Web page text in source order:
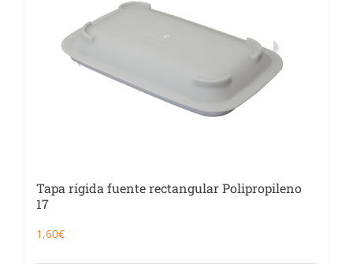
Tapa rígida fuente rectangular Polipropileno
17
1,60€